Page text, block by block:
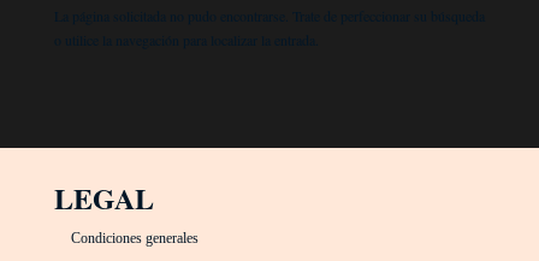
La página solicitada no pudo encontrarse. Trate de perfeccionar su búsqueda
o utilice la navegación para localizar la entrada.
LEGAL
Condiciones generales